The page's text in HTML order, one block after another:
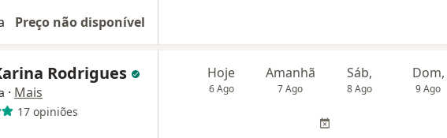
Preço não disponível
Rodrigues
· Mais
17 opiniões
Hoje
6 Ago
Amanhã
7 Ago
Sáb,
8 Ago
Dom,
9 Ago